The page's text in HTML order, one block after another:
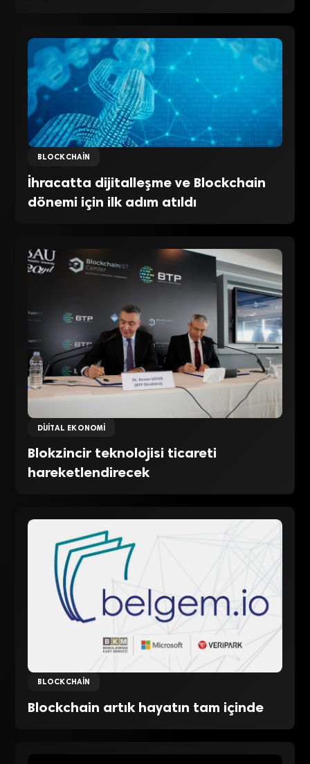
BLOCKCHAIN
İhracatta dijitalleşme ve Blockchain
dönemi için ilk adım atıldı
DIJITAL EKONOMI
Blokzincir teknolojisi ticareti
hareketlendirecek
BLOCKCHAIN
Blockchain artık hayatın tam içinde